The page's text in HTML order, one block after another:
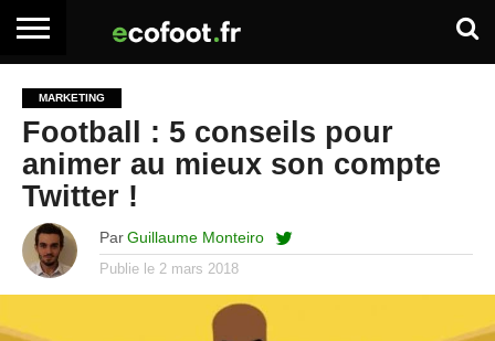
ARTICLES
PREMIUM
ADHÉSION
PREMIUM
SE
CONNECTER
EMPLOI
BOITE
À
OUTILS
MARKETING
Football : 5 conseils pour
animer au mieux son compte
Twitter !
Par Guillaume Monteiro
Publie le 2 mars 2018